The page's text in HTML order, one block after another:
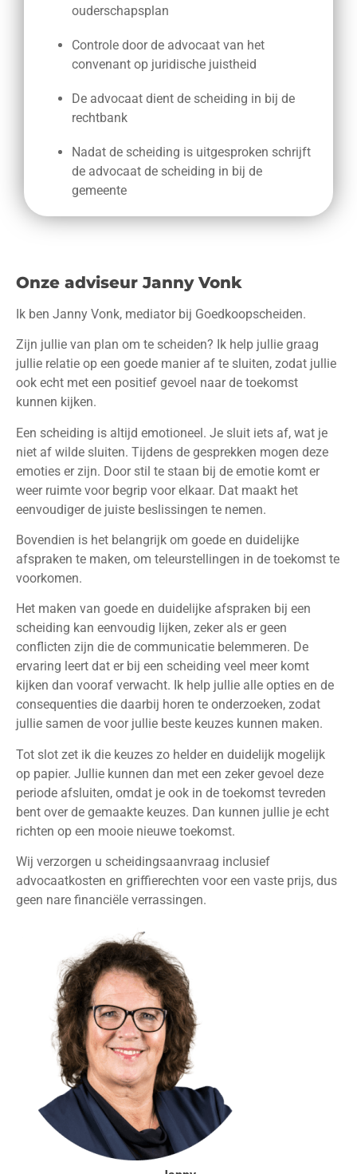
ouderschapsplan
Controle door de advocaat van het
convenant op juridische juistheid
De advocaat dient de scheiding in bij de
rechtbank
Nadat de scheiding is uitgesproken schrijft
de advocaat de scheiding in bij de
gemeente
Onze adviseur Janny Vonk
Ik ben Janny Vonk, mediator bij Goedkoopscheiden.
Zijn jullie van plan om te scheiden? Ik help jullie graag
jullie relatie op een goede manier af te sluiten, zodat jullie
ook echt met een positief gevoel naar de toekomst
kunnen kijken.
Een scheiding is altijd emotioneel. Je sluit iets af, wat je
niet af wilde sluiten. Tijdens de gesprekken mogen deze
emoties er zijn. Door stil te staan bij de emotie komt er
weer ruimte voor begrip voor elkaar. Dat maakt het
eenvoudiger de juiste beslissingen te nemen.
Bovendien is het belangrijk om goede en duidelijke
afspraken te maken, om teleurstellingen in de toekomst te
voorkomen.
Het maken van goede en duidelijke afspraken bij een
scheiding kan eenvoudig lijken, zeker als er geen
conflicten zijn die de communicatie belemmeren. De
ervaring leert dat er bij een scheiding veel meer komt
kijken dan vooraf verwacht. Ik help jullie alle opties en de
consequenties die daarbij horen te onderzoeken, zodat
jullie samen de voor jullie beste keuzes kunnen maken.
Tot slot zet ik die keuzes zo helder en duidelijk mogelijk
op papier. Jullie kunnen dan met een zeker gevoel deze
periode afsluiten, omdat je ook in de toekomst tevreden
bent over de gemaakte keuzes. Dan kunnen jullie je echt
richten op een mooie nieuwe toekomst.
Wij verzorgen u scheidingsaanvraag inclusief
advocaatkosten en griffierechten voor een vaste prijs, dus
geen nare financiële verrassingen.